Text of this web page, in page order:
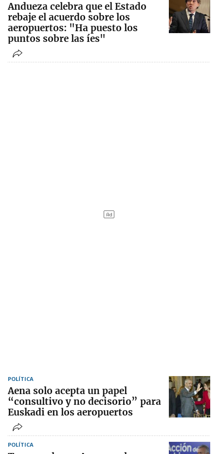
Andueza celebra que el Estado
rebaje el acuerdo sobre los
aeropuertos: "Ha puesto los
puntos sobre las íes"
POLÍTICA
Aena solo acepta un papel
“consultivo y no decisorio” para
Euskadi en los aeropuertos
POLÍTICA